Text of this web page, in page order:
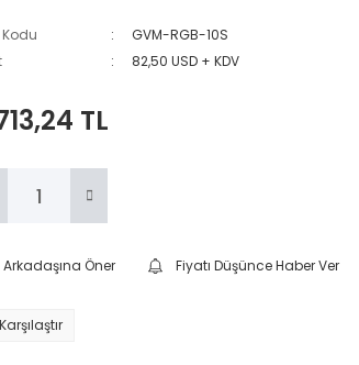
Kodu
GVM-RGB-10S
82,50 USD + KDV
TL
Arkadaşına Öner Fiyatı Düşünce Haber Ver
Karşılaştır